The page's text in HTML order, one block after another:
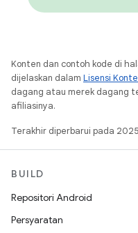
Konten dan contoh kode di
dijelaskan dalam Lisensi
dagang atau merek dagang
afiliasinya.
Terakhir diperbarui pada
BUILD
Repositori Android
Persyaratan